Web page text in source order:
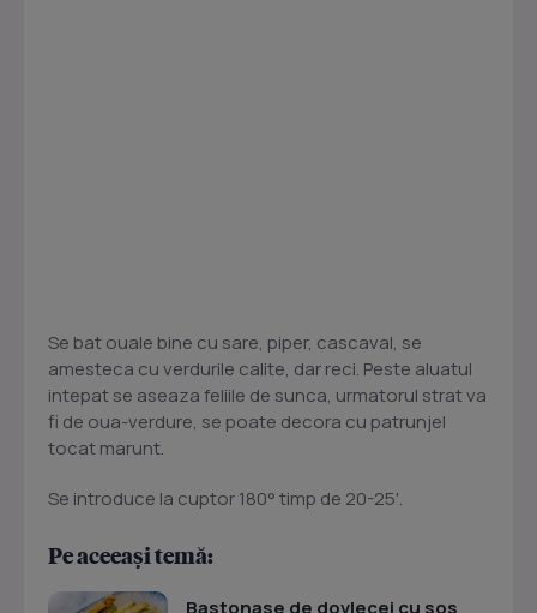
Se bat ouale bine cu sare, piper, cascaval, se
amesteca cu verdurile calite, dar reci. Peste aluatul
intepat se aseaza feliile de sunca, urmatorul strat va
fi de oua-verdure, se poate decora cu patrunjel
tocat marunt.
Se introduce la cuptor 180° timp de 20-25'.
Pe aceeași temă:
Bastonase de dovlecei cu sos